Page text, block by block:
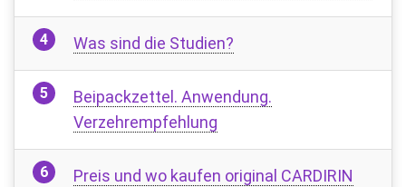
Was sind die Studien?
Beipackzettel. Anwendung.
Verzehrempfehlung
Preis und wo kaufen original CARDIRIN